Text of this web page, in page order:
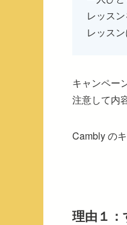
レッスン
レッス
キャンペー
注意して内
Cambly の
理由１